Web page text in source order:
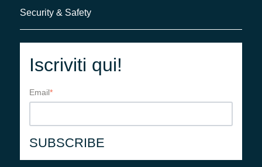
Security & Safety
Iscriviti qui!
Email*